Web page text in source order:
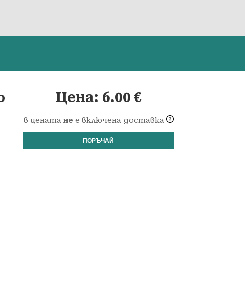
Цена: 6.00 €
в цената не е включена доставка
ПОРЪЧАЙ